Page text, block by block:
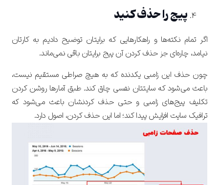
پیج را حذف کنید
اگر تمام نکته‌ها و راهکارهایی که برایتان توضیح دادیم به کارتان
نیامد، چاره‌ای جز حذف کردن آن پیج برایتان باقی نمی‌ماند.
چون حذف این زامبی یکدنده که به هیچ صراطی مستقیم نیست،
باعث می‌شود که سایتتان نفسی چاق کند. طبق آمارها روشن کردن
تکلیف پیج‌های زامبی و حتی حذف کردنشان باعث می‌شود که
ترافیک سایت افزایش پیدا کند؛ اما این حذف کردن، اصول دارد.